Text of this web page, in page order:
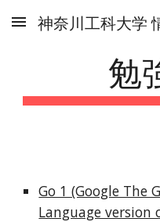
Skip to main content
勉
Go 1 (Google The
Language version